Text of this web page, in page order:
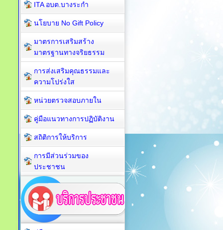
ITA อบต.บางระกำ
นโยบาย No Gift Policy
มาตรการเสริมสร้าง
มาตรฐานทางจริยธรรม
การส่งเสริมคุณธรรมและ
ความโปร่งใส
หน่วยตรวจสอบภายใน
คู่มือแนวทางการปฏิบัติงาน
สถิติการให้บริการ
การมีส่วนร่วมของ
ประชาชน